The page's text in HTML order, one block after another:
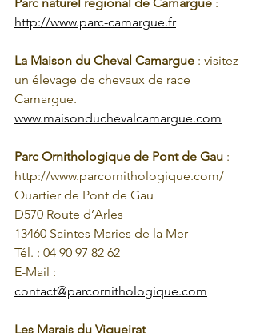
Parc naturel régional de Camargue :
http://www.parc-camargue.fr
La Maison du Cheval Camargue : visitez
un élevage de chevaux de race
Camargue.
www.maisonduchevalcamargue.com
Parc Ornithologique de Pont de Gau :
http://www.parcornithologique.com/
Quartier de Pont de Gau
D570 Route d’Arles
13460 Saintes Maries de la Mer
Tél. : 04 90 97 82 62
E-Mail :
contact@parcornithologique.com
Les Marais du Vigueirat